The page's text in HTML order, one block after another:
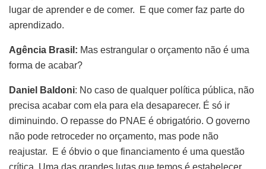
lugar de aprender e de comer. E que comer faz parte do
aprendizado.
Agência Brasil: Mas estrangular o orçamento não é uma
forma de acabar?
Daniel Baldoni: No caso de qualquer política pública, não
precisa acabar com ela para ela desaparecer. É só ir
diminuindo. O repasse do PNAE é obrigatório. O governo
não pode retroceder no orçamento, mas pode não
reajustar. E é óbvio o que financiamento é uma questão
crítica. Uma das grandes lutas que temos é estabelecer,